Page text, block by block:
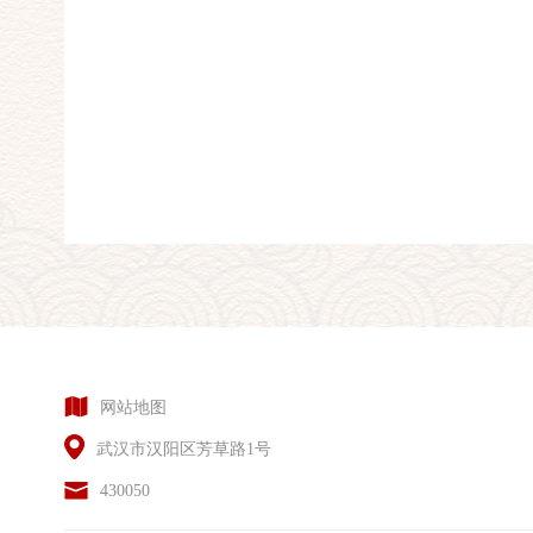
网站地图
武汉市汉阳区芳草路1号
430050